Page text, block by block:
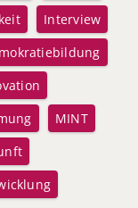
Interview
MINT